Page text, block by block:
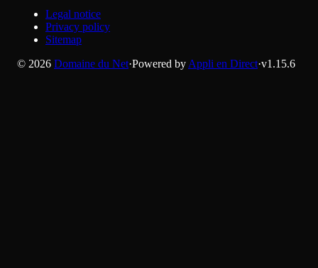
Legal notice
Privacy policy
Sitemap
© 2026 Domaine du Net·Powered by Appli en Direct·v1.15.6